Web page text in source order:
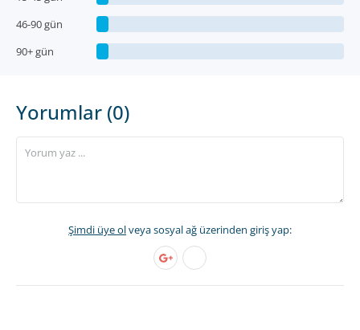
46-90 gün
90+ gün
Yorumlar (0)
Şimdi üye olveya sosyal ağ üzerinden giriş yap: